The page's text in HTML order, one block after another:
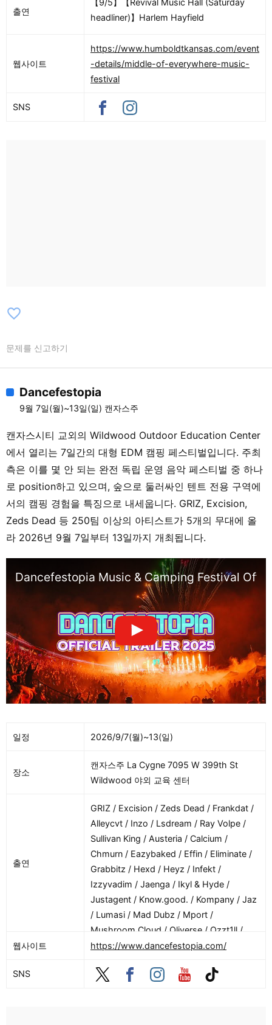
출연
headliner)】Harlem Hayfield
웹사이트
https://www.humboldtkansas.com/event
-details/middle-of-everywhere-music-
festival
SNS
favorite_border
문제를 신고하기
Dancefestopia
9월 7일(월)~13일(일) 캔자스주
캔자스시티 교외의 Wildwood Outdoor Education Center
에서 열리는 7일간의 대형 EDM 캠핑 페스티벌입니다. 주최
측은 이를 몇 안 되는 완전 독립 운영 음악 페스티벌 중 하나
로 position하고 있으며, 숲으로 둘러싸인 텐트 전용 구역에
서의 캠핑 경험을 특징으로 내세웁니다. GRIZ, Excision,
Zeds Dead 등 250팀 이상의 아티스트가 5개의 무대에 올
라 2026년 9월 7일부터 13일까지 개최됩니다.
Dancefestopia Music & Camping Festival
일정 2026/9/7(월)~13(일)
장소
캔자스주 La Cygne 7095 W 399th St
Wildwood 야외 교육 센터
출연
GRIZ / Excision / Zeds Dead / Frankdat /
Alleycvt / Inzo / Lsdream / Ray Volpe /
Sullivan King / Austeria / Calcium /
Chmurn / Eazybaked / Effin / Eliminate /
Grabbitz / Hexd / Heyz / Infekt /
Izzyvadim / Jaenga / Ikyl & Hyde /
Justagent / Know.good. / Kompany / Jaz
/ Lumasi / Mad Dubz / Mport /
Mushroom Cloud / Oliverse / Ozzt1ll /
Papersnies / Phrva / Pretty Sweet / Prob
Bear Grillz / Samplifire / Sifpy /
웹사이트 https://www.dancefestopia.com/
SNS